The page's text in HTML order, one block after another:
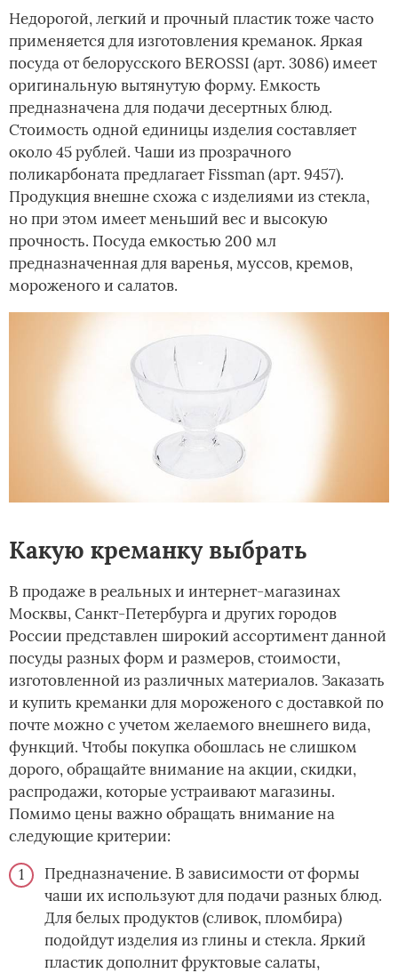
Недорогой, легкий и прочный пластик тоже часто
применяется для изготовления креманок. Яркая
посуда от белорусского BEROSSI (арт. 3086) имеет
оригинальную вытянутую форму. Емкость
предназначена для подачи десертных блюд.
Стоимость одной единицы изделия составляет
около 45 рублей. Чаши из прозрачного
поликарбоната предлагает Fissman (арт. 9457).
Продукция внешне схожа с изделиями из стекла,
но при этом имеет меньший вес и высокую
прочность. Посуда емкостью 200 мл
предназначенная для варенья, муссов, кремов,
мороженого и салатов.
Какую креманку выбрать
В продаже в реальных и интернет-магазинах
Москвы, Санкт-Петербурга и других городов
России представлен широкий ассортимент данной
посуды разных форм и размеров, стоимости,
изготовленной из различных материалов. Заказать
и купить креманки для мороженого с доставкой по
почте можно с учетом желаемого внешнего вида,
функций. Чтобы покупка обошлась не слишком
дорого, обращайте внимание на акции, скидки,
распродажи, которые устраивают магазины.
Помимо цены важно обращать внимание на
следующие критерии:
Предназначение. В зависимости от формы
чаши их используют для подачи разных блюд.
Для белых продуктов (сливок, пломбира)
подойдут изделия из глины и стекла. Яркий
пластик дополнит фруктовые салаты,